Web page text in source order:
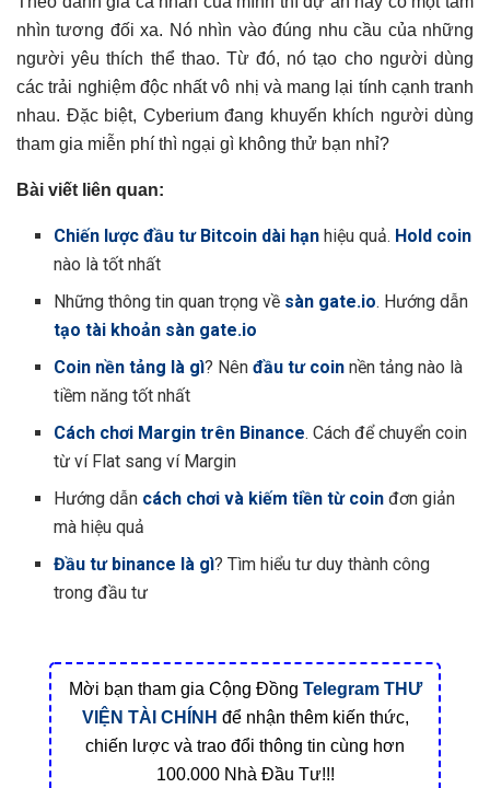
nhìn tương đối xa. Nó nhìn vào đúng nhu cầu của những
người yêu thích thể thao. Từ đó, nó tạo cho người dùng
các trải nghiệm độc nhất vô nhị và mang lại tính cạnh tranh
nhau. Đặc biệt, Cyberium đang khuyến khích người dùng
tham gia miễn phí thì ngại gì không thử bạn nhỉ?
Bài viết liên quan:
Chiến lược đầu tư Bitcoin dài hạn hiệu quả. Hold coin
nào là tốt nhất
Những thông tin quan trọng về sàn gate.io. Hướng dẫn
tạo tài khoản sàn gate.io
Coin nền tảng là gì? Nênđầu tư coin nền tảng nào là
tiềm năng tốt nhất
Cách chơi Margin trên Binance. Cách để chuyển coin
từ ví Flat sang ví Margin
Hướng dẫn cách chơi và kiếm tiền từ coin đơn giản
mà hiệu quả
Đầu tư binance là gì? Tìm hiểu tư duy thành công
trong đầu tư
Mời bạn tham gia Cộng Đồng Telegram THƯ
VIỆN TÀI CHÍNH để nhận thêm kiến thức,
chiến lược và trao đổi thông tin cùng hơn
100.000 Nhà Đầu Tư!!!